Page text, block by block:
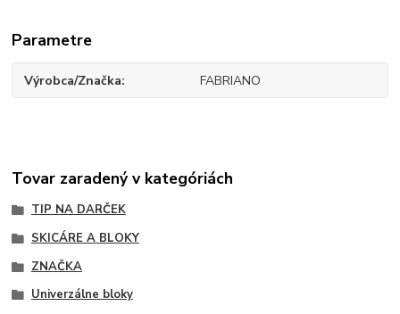
Parametre
Výrobca/Značka FABRIANO
Tovar zaradený v kategóriách
TIP NA DARČEK
SKICÁRE A BLOKY
ZNAČKA
Univerzálne bloky